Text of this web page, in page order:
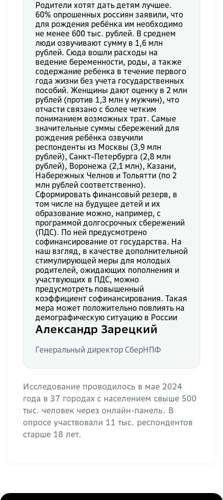
Родители хотят дать детям лучшее.
60% опрошенных россиян заявили, что
для рождения ребёнка им необходимо
не менее 600 тыс. рублей. В среднем
люди озвучивают сумму в 1,6 млн
рублей. Сюда вошли расходы на
ведение беременности, роды, а также
содержание ребенка в течение первого
года жизни без учета государственных
пособий. Женщины дают оценку в 2 млн
рублей (против 1,3 млн у мужчин), что
отчасти связано с более четким
пониманием возможных трат. Самые
значительные суммы сбережений для
рождения ребёнка озвучили
респонденты из Москвы (3,9 млн
рублей), Санкт-Петербурга (2,8 млн
рублей), Воронежа (2,1 млн), Казани,
Набережных Челнов и Тольятти (по 2
млн рублей соответственно).
Сформировать финансовый резерв, в
том числе на будущее детей и их
образование можно, например, с
программой долгосрочных сбережений
(ПДС). По ней предусмотрено
софинансирование от государства. На
наш взгляд, в качестве дополнительной
стимулирующей меры для молодых
родителей, ожидающих пополнения и
участвующих в ПДС, можно
предусмотреть повышенный
коэффициент софинансирования. Такая
мера может положительно повлиять на
демографическую ситуацию в России
Александр Зарецкий
Генеральный директор СберНПФ
Исследование проводилось в мае 2024
года в 37 городах с населением свыше 500
тыс. человек через онлайн-панель. В
опросе участвовали 11 тыс. респондентов
старше 18 лет.